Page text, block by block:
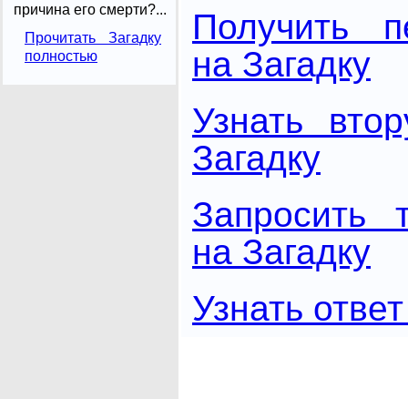
причина его смерти?...
Прочитать Загадку
полностью
Получить
на Загадку
Узнать
Загадку
Запросить
на Загадку
Узнать